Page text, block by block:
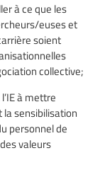
à ce que les
euses et
soient
collective;
à mettre
la sensibilisation
personnel de
valeurs